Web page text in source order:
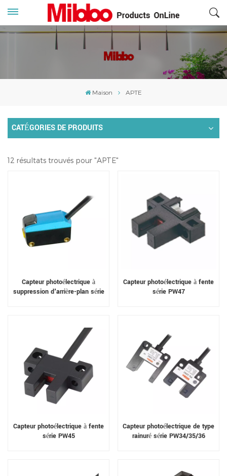
Maison APTE
CATÉGORIES DE PRODUITS
12 résultats trouvés pour "APTE"
Capteur photoélectrique à
suppression d'arrière-plan série
Capteur photoélectrique à fente
série PW47
Capteur photoélectrique à fente
série PW45
Capteur photoélectrique de type
rainuré série PW34/35/36